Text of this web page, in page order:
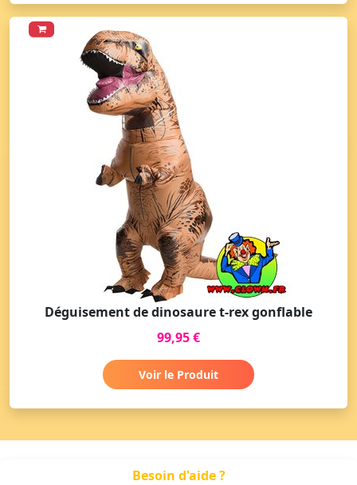
Déguisement de dinosaure t-rex gonflable
99,95 €
Voir le Produit
Besoin d'aide ?